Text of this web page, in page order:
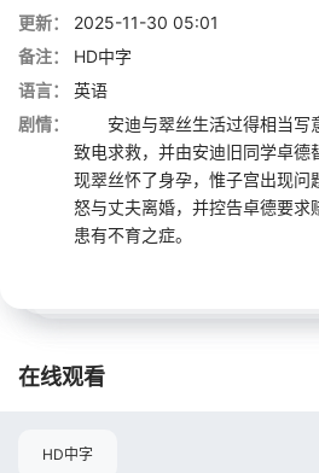
更新：
2025-11-30 05:01
备注：
HD中字
语言：
英语
剧情：
安迪与翠丝生活过得相当写意
致电求救，并由安迪旧同学卓德
现翠丝怀了身孕，惟子宫出现问
怒与丈夫离婚，并控告卓德要求
患有不育之症。
在线观看
HD中字